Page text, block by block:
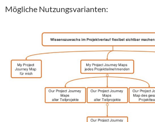
Mögliche Nutzungsvarianten: